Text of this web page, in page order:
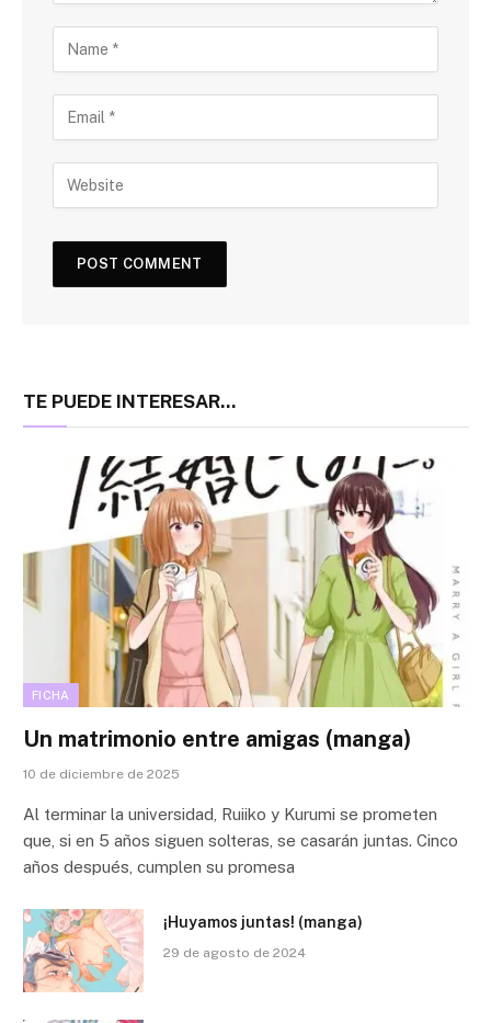
TE PUEDE INTERESAR...
FICHA
Un matrimonio entre amigas (manga)
10 de diciembre de 2025
Al terminar la universidad, Ruiiko y Kurumi se prometen
que, si en 5 años siguen solteras, se casarán juntas. Cinco
años después, cumplen su promesa
¡Huyamos juntas! (manga)
29 de agosto de 2024